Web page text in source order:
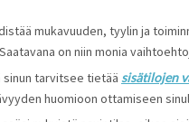
mukavuuden, tyylin ja
on niin monia
sinun tarvitsee tietää sisätilojen
huomioon ottamiseen